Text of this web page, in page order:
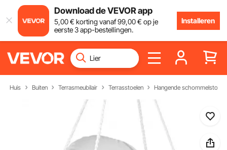
Download de VEVOR app
5,00€ korting vanaf99,00€ op je
eerste 3 app-bestellingen.
Installeren
Huis Buiten Terrasmeubilair Terrasstoelen Hangende schommelstoel